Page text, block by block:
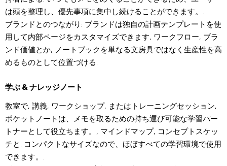
は頭を整理し、優先事項に集中し続けることができます。.
ブランドとのつながり: ブランドは独自の計画テンプレートを使
用して内部ページをカスタマイズできます, ワークフロー, ブラ
ンド価値とか, ノートブックを単なる文房具ではなく生産性を高
めるものとして位置づける.
学ぶ & ナレッジノート
教室で, 講義, ワークショップ, またはトレーニングセッション,
ポケットノートは、メモを取るための持ち運び可能な学習パー
トナーとして役立ちます。, マインドマップ, コンセプトスケッ
チと. コンパクトなサイズなので、ほぼすべての学習環境で使用
できます。.